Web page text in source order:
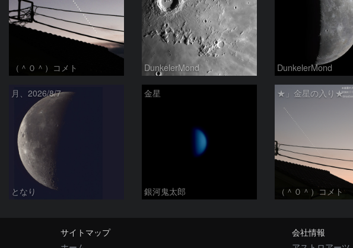
（＾０＾）コメト DunkelerMond DunkelerMond
月、2026/8/7
となり
金星
銀河鬼太郎
★」金星の入り★
（＾０＾）コメト
サイトマップ
会社情報